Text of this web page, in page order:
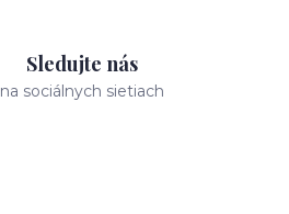
Sledujte nás
na sociálnych sietiach